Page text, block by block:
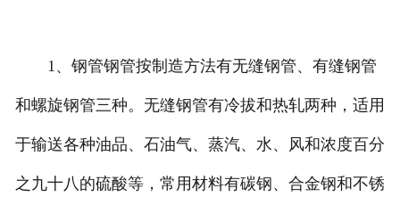
1、钢管钢管按制造方法有无缝钢管、有缝钢管
和螺旋钢管三种。无缝钢管有冷拔和热轧两种，适用
于输送各种油品、石油气、蒸汽、水、风和浓度百分
之九十八的硫酸等，常用材料有碳钢、合金钢和不锈